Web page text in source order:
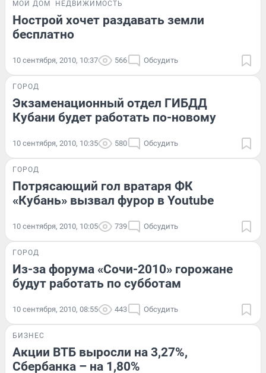
МОЙ ДОМ НЕДВИЖИМОСТЬ
Нострой хочет раздавать земли
бесплатно
10 сентября, 2010, 10:37 566 Обсудить
ГОРОД
Экзаменационный отдел ГИБДД
Кубани будет работать по-новому
10 сентября, 2010, 10:35 580 Обсудить
ГОРОД
Потрясающий гол вратаря ФК
«Кубань» вызвал фурор в Youtube
10 сентября, 2010, 10:05 739 Обсудить
ГОРОД
Из-за форума «Сочи-2010» горожане
будут работать по субботам
10 сентября, 2010, 08:55 443 Обсудить
БИЗНЕС
Акции ВТБ выросли на 3,27%,
Сбербанка – на 1,80%